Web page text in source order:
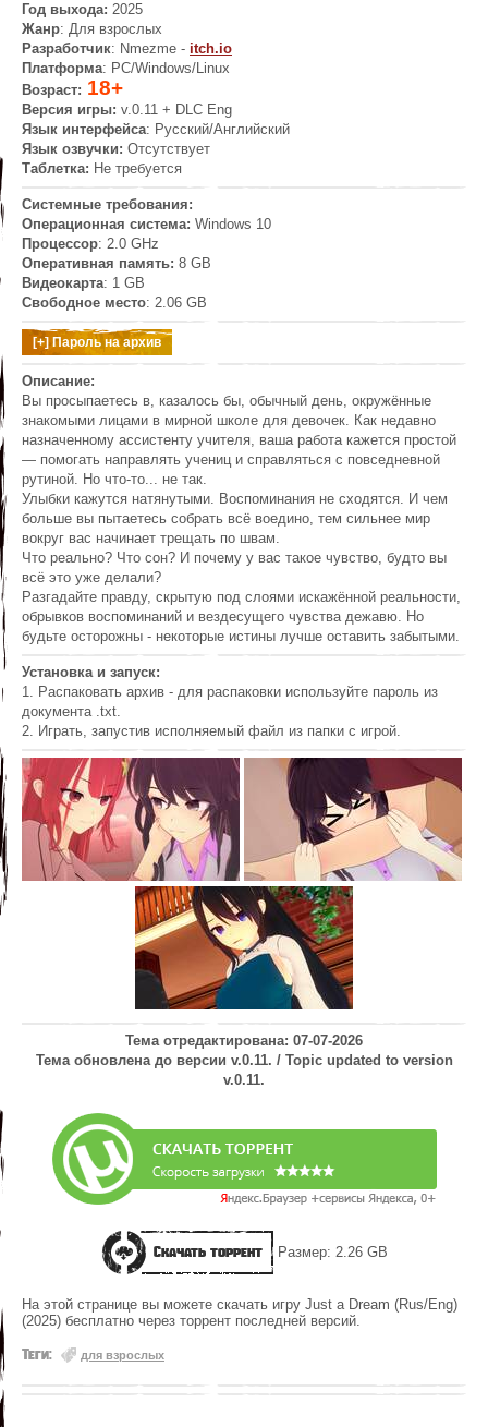
Год выхода: 2025
Жанр: Для взрослых
Разработчик: Nmezme - itch.io
Платформа: PC/Windows/Linux
Возраст: 18+
Версия игры: v.0.11 + DLC Eng
Язык интерфейса: Русский/Английский
Язык озвучки: Отсутствует
Таблетка: Не требуется
Системные требования:
Операционная система: Windows 10
Процессор: 2.0 GHz
Оперативная память: 8 GB
Видеокарта: 1 GB
Свободное место: 2.06 GB
Описание:
Вы просыпаетесь в, казалось бы, обычный день, окружённые
знакомыми лицами в мирной школе для девочек. Как недавно
назначенному ассистенту учителя, ваша работа кажется простой
— помогать направлять учениц и справляться с повседневной
рутиной. Но что-то... не так.
Улыбки кажутся натянутыми. Воспоминания не сходятся. И чем
больше вы пытаетесь собрать всё воедино, тем сильнее мир
вокруг вас начинает трещать по швам.
Что реально? Что сон? И почему у вас такое чувство, будто вы
всё это уже делали?
Разгадайте правду, скрытую под слоями искажённой реальности,
обрывков воспоминаний и вездесущего чувства дежавю. Но
будьте осторожны - некоторые истины лучше оставить забытыми.
Установка и запуск:
1. Распаковать архив - для распаковки используйте пароль из
документа .txt.
2. Играть, запустив исполняемый файл из папки с игрой.
Тема отредактирована: 07-07-2026
Тема обновлена до версии v.0.11. / Topic updated to version
v.0.11.
Скачать торрент Размер: 2.26 GB
На этой странице вы можете скачать игру Just a Dream (Rus/Eng)
(2025) бесплатно через торрент последней версий.
Теги: для взрослых